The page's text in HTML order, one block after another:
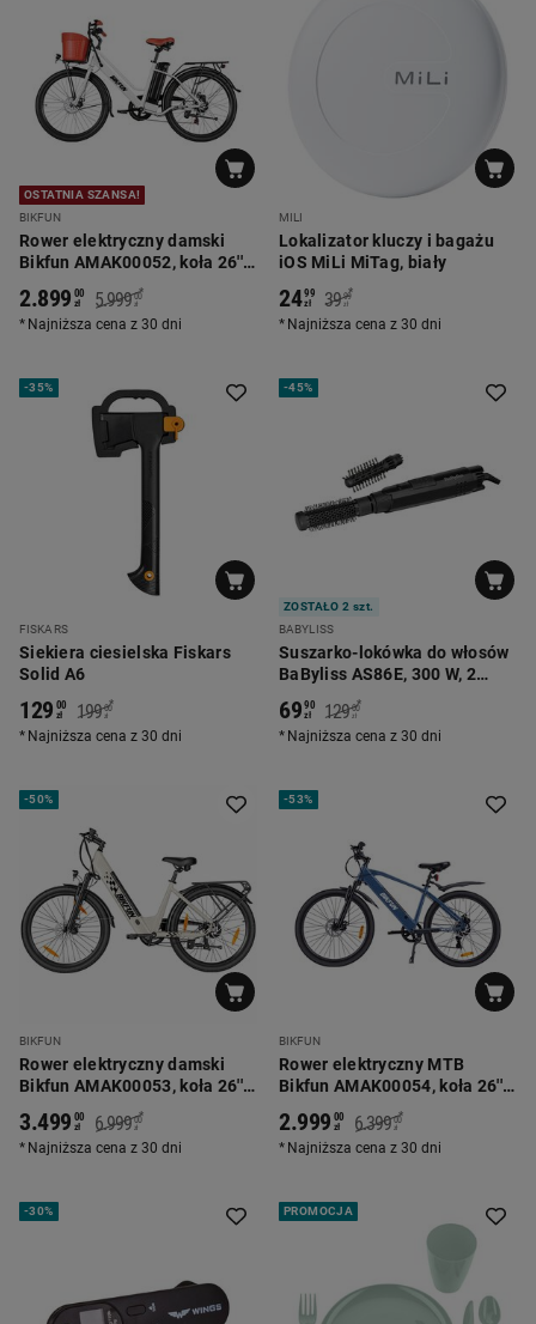
OSTATNIA SZANSA!
BIKFUN
Rower elektryczny damski
Bikfun AMAK00052, koła 26'',
2.899 00
zł 5.999 00
zł
*
Najniższa cena z 30 dni
MILI
Lokalizator kluczy i bagażu
iOS MiLi MiTag, biały
2499
zł 39 99
zł
*
Najniższa cena z 30 dni
-35%
FISKARS
Siekiera ciesielska Fiskars
Solid A6
129 00
zł 199 00
zł
*
Najniższa cena z 30 dni
-45%
ZOSTAŁO 2 szt.
BABYLISS
Suszarko-lokówka do włosów
BaByliss AS86E, 300 W, 2
6990
zł 129 00
zł
*
Najniższa cena z 30 dni
-50%
BIKFUN
Rower elektryczny damski
Bikfun AMAK00053, koła 26'',
3.499 00
zł 6.999 00
zł
*
Najniższa cena z 30 dni
-53%
BIKFUN
Rower elektryczny MTB
Bikfun AMAK00054, koła 26'',
2.999 00
zł 6.399 00
zł
*
Najniższa cena z 30 dni
-30% PROMOCJA